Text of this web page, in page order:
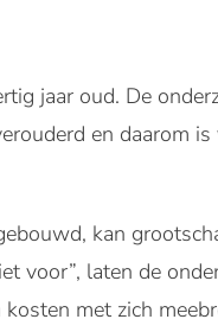
jaar oud. De
en daarom
kan
voor”, laten de
met zich